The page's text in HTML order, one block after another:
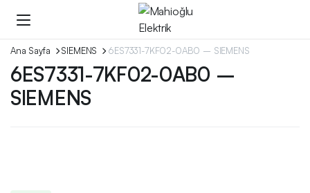
Ana Sayfa SIEMENS 6ES7331-7KF02-0AB0 – SIEMENS
6ES7331-7KF02-0AB0 –
SIEMENS